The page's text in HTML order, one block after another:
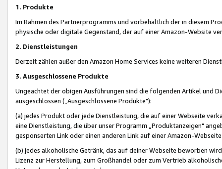
1. Produkte
Im Rahmen des Partnerprogramms und vorbehaltlich der in diesem
physische oder digitale Gegenstand, der auf einer Amazon-Website
2. Dienstleistungen
Derzeit zählen außer den Amazon Home Services keine weiteren
3. Ausgeschlossene Produkte
Ungeachtet der obigen Ausführungen sind die folgenden Artikel und
ausgeschlossen („Ausgeschlossene Produkte"):
(a) jedes Produkt oder jede Dienstleistung, die auf einer Webseite
eine Dienstleistung, die über unser Programm „Produktanzeigen"
gesponserten Link oder einen anderen Link auf einer Amazon-
(b) jedes alkoholische Getränk, das auf deiner Webseite beworben
Lizenz zur Herstellung, zum Großhandel oder zum Vertrieb